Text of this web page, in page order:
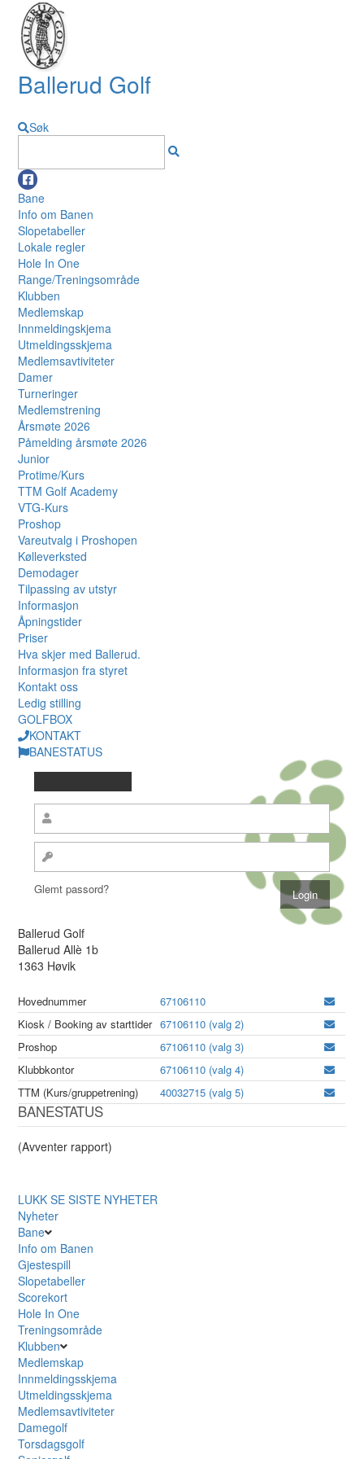
Ballerud Golf
Søk
Bane
Info om Banen
Slopetabeller
Lokale regler
Hole In One
Range/Treningsområde
Klubben
Medlemskap
Innmeldingskjema
Utmeldingsskjema
Medlemsavtiviteter
Damer
Turneringer
Medlemstrening
Årsmøte 2026
Påmelding årsmøte 2026
Junior
Protime/Kurs
TTM Golf Academy
VTG-Kurs
Proshop
Vareutvalg i Proshopen
Kølleverksted
Demodager
Tilpassing av utstyr
Informasjon
Åpningstider
Priser
Hva skjer med Ballerud.
Informasjon fra styret
Kontakt oss
Ledig stilling
GOLFBOX
KONTAKT
BANESTATUS
Glemt passord?
Ballerud Golf
Ballerud Allè 1b
1363 Høvik
Hovednummer
67106110
Kiosk / Booking av starttider 67106110 (valg 2)
Proshop
67106110 (valg 3)
Klubbkontor
67106110 (valg 4)
TTM (Kurs/gruppetrening)
40032715 (valg 5)
BANESTATUS
(Avventer rapport)
LUKK SE SISTE NYHETER
Nyheter
Bane
Info om Banen
Gjestespill
Slopetabeller
Scorekort
Hole In One
Treningsområde
Klubben
Medlemskap
Innmeldingsskjema
Utmeldingsskjema
Medlemsavtiviteter
Damegolf
Torsdagsgolf